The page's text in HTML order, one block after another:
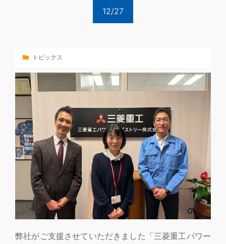
12/27
トピックス
弊社がご支援させていただきました「三菱重工パワー